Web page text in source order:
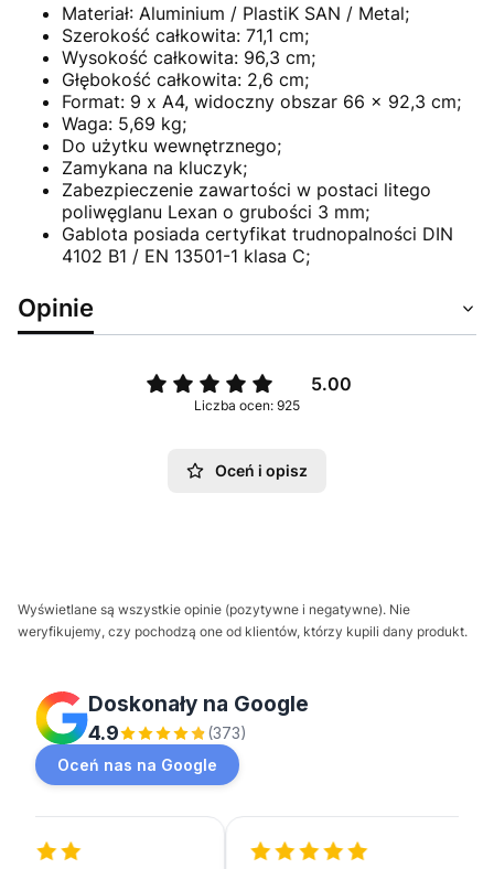
Materiał: Aluminium / PlastiK SAN / Metal;
Szerokość całkowita: 71,1 cm;
Wysokość całkowita: 96,3 cm;
Głębokość całkowita: 2,6 cm;
Format: 9 x A4, widoczny obszar 66 x 92,3 cm;
Waga: 5,69 kg;
Do użytku wewnętrznego;
Zamykana na kluczyk;
Zabezpieczenie zawartości w postaci litego
poliwęglanu Lexan o grubości 3 mm;
Gablota posiada certyfikat trudnopalności DIN
4102 B1 / EN 13501-1 klasa C;
Opinie
5.00
Liczba ocen: 925
Oceń i opisz
Wyświetlane są wszystkie opinie (pozytywne i negatywne). Nie
weryfikujemy, czy pochodzą one od klientów, którzy kupili dany produkt.